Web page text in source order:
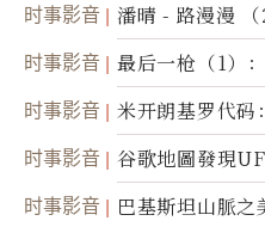
时事影音 潘晴 - 路漫漫 （
时事影音 最后一枪（1）
时事影音
米开朗基罗代
(图)
时事影音 谷歌地圖發現
时事影音 巴基斯坦山脈之